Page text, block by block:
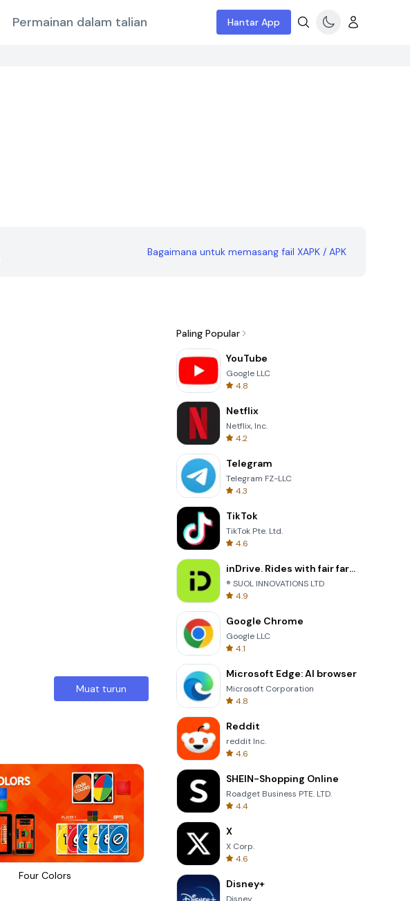
Permainan dalam talian Hantar App
Bagaimana untuk memasang fail XAPK / APK
Muat turun
Four Colors Wheel Of Fortune Quiz
Paling Popular
YouTube
Google LLC
4.8
Netflix
Netflix, Inc.
4.2
Telegram
Telegram FZ-LLC
4.3
TikTok
TikTok Pte. Ltd.
4.6
inDrive. Rides with fair fares
® SUOL INNOVATIONS LTD
4.9
Google Chrome
Google LLC
4.1
Microsoft Edge: AI browser
Microsoft Corporation
4.8
Reddit
reddit Inc.
4.6
SHEIN-Shopping Online
Roadget Business PTE. LTD.
4.4
X
X Corp.
4.6
Disney+